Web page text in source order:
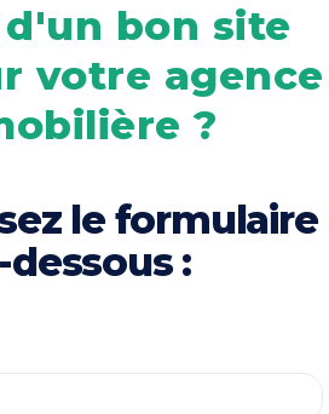
bon site
votre agence
?
le formulaire
dessous :